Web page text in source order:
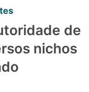
de
nichos